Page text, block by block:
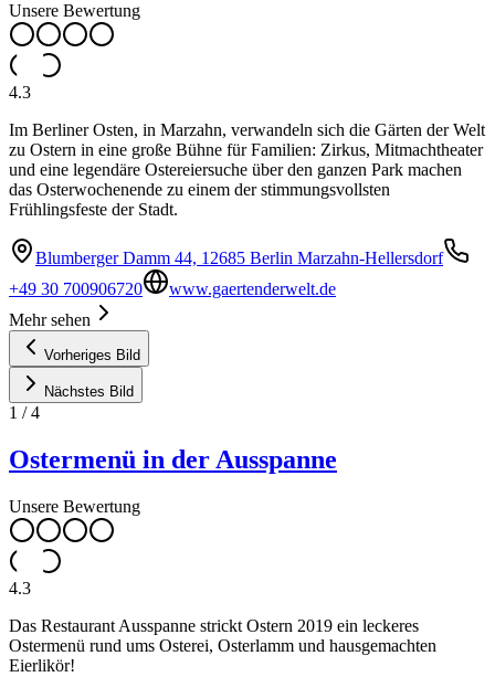
Unsere Bewertung
4.3
Im Berliner Osten, in Marzahn, verwandeln sich die Gärten der Welt
zu Ostern in eine große Bühne für Familien: Zirkus, Mitmachtheater
und eine legendäre Ostereiersuche über den ganzen Park machen
das Osterwochenende zu einem der stimmungsvollsten
Frühlingsfeste der Stadt.
Blumberger Damm 44, 12685 Berlin Marzahn-Hellersdorf
+49 30 700906720
www.gaertenderwelt.de
Mehr sehen
Vorheriges Bild
Nächstes Bild
1 /4
Ostermenü in der Ausspanne
Unsere Bewertung
4.3
Das Restaurant Ausspanne strickt Ostern 2019 ein leckeres
Ostermenü rund ums Osterei, Osterlamm und hausgemachten
Eierlikör!